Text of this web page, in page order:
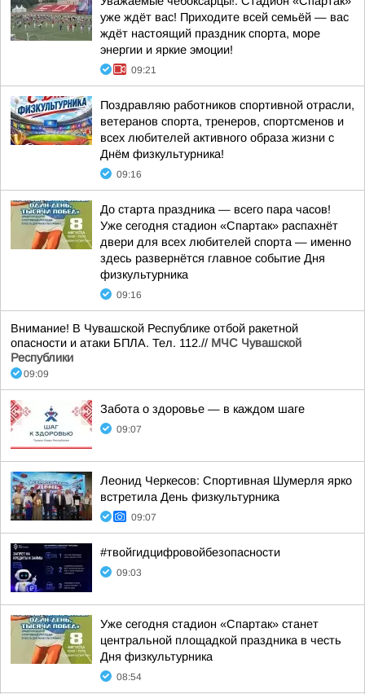
уже ждёт вас! Приходите всей семьёй — вас
ждёт настоящий праздник спорта, море
энергии и яркие эмоции!
09:21
Поздравляю работников спортивной отрасли,
ветеранов спорта, тренеров, спортсменов и
всех любителей активного образа жизни с
Днём физкультурника!
09:16
До старта праздника — всего пара часов!
Уже сегодня стадион «Спартак» распахнёт
двери для всех любителей спорта — именно
здесь развернётся главное событие Дня
физкультурника
09:16
Внимание! В Чувашской Республике отбой ракетной
опасности и атаки БПЛА. Тел. 112.// МЧС Чувашской
Республики
09:09
Забота о здоровье — в каждом шаге
09:07
Леонид Черкесов: Спортивная Шумерля ярко
встретила День физкультурника
09:07
#твойгидцифровойбезопасности
09:03
Уже сегодня стадион «Спартак» станет
центральной площадкой праздника в честь
Дня физкультурника
08:54